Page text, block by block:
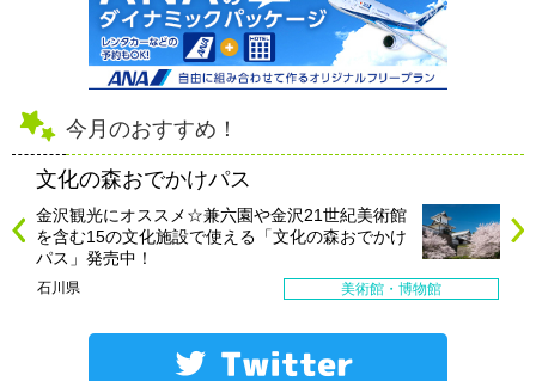
今月のおすすめ！
文化の森おでかけパス
金沢観光にオススメ☆兼六園や金沢21世紀美術館
を含む15の文化施設で使える「文化の森おでかけ
パス」発売中！
石川県 美術館・博物館